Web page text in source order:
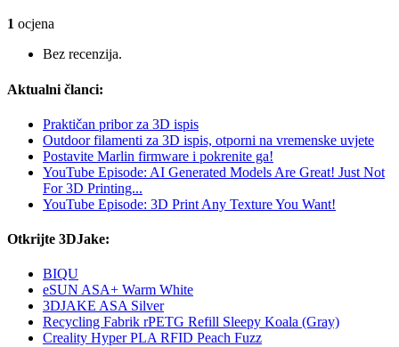
1 ocjena
Bez recenzija.
Aktualni članci:
Praktičan pribor za 3D ispis
Outdoor filamenti za 3D ispis, otporni na vremenske uvjete
Postavite Marlin firmware i pokrenite ga!
YouTube Episode: AI Generated Models Are Great! Just Not
For 3D Printing...
YouTube Episode: 3D Print Any Texture You Want!
Otkrijte 3DJake:
BIQU
eSUN ASA+ Warm White
3DJAKE ASA Silver
Recycling Fabrik rPETG Refill Sleepy Koala (Gray)
Creality Hyper PLA RFID Peach Fuzz